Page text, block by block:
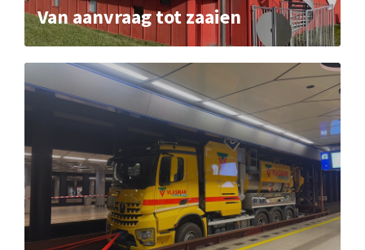
Van aanvraag tot zaaien